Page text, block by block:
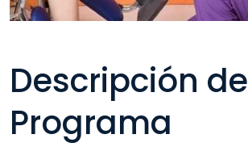
Descripción
Programa